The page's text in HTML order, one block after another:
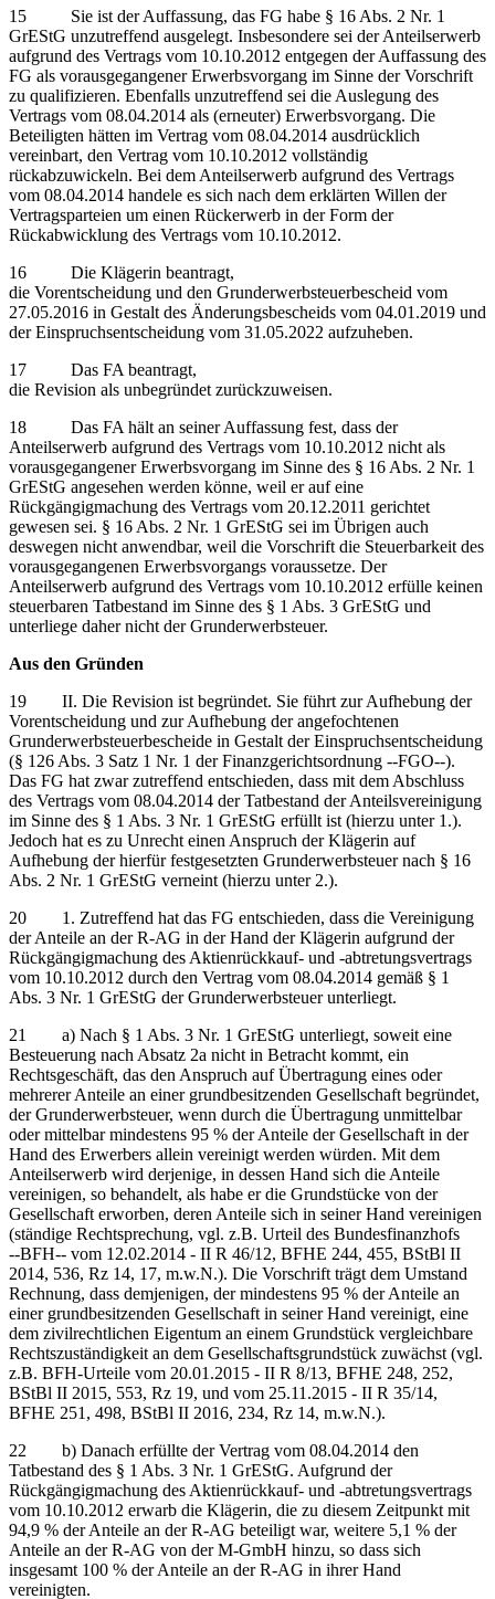
15 Sie ist der Auffassung, das FG habe § 16 Abs. 2 Nr. 1
GrEStG unzutreffend ausgelegt. Insbesondere sei der Anteilserwerb
aufgrund des Vertrags vom 10.10.2012 entgegen der Auffassung des
FG als vorausgegangener Erwerbsvorgang im Sinne der Vorschrift
zu qualifizieren. Ebenfalls unzutreffend sei die Auslegung des
Vertrags vom 08.04.2014 als (erneuter) Erwerbsvorgang. Die
Beteiligten hätten im Vertrag vom 08.04.2014 ausdrücklich
vereinbart, den Vertrag vom 10.10.2012 vollständig
rückabzuwickeln. Bei dem Anteilserwerb aufgrund des Vertrags
vom 08.04.2014 handele es sich nach dem erklärten Willen der
Vertragsparteien um einen Rückerwerb in der Form der
Rückabwicklung des Vertrags vom 10.10.2012.
16 Die Klägerin beantragt,
die Vorentscheidung und den Grunderwerbsteuerbescheid vom
27.05.2016 in Gestalt des Änderungsbescheids vom 04.01.2019 und
der Einspruchsentscheidung vom 31.05.2022 aufzuheben.
17 Das FA beantragt,
die Revision als unbegründet zurückzuweisen.
18 Das FA hält an seiner Auffassung fest, dass der
Anteilserwerb aufgrund des Vertrags vom 10.10.2012 nicht als
vorausgegangener Erwerbsvorgang im Sinne des § 16 Abs. 2 Nr. 1
GrEStG angesehen werden könne, weil er auf eine
Rückgängigmachung des Vertrags vom 20.12.2011 gerichtet
gewesen sei. § 16 Abs. 2 Nr. 1 GrEStG sei im Übrigen auch
deswegen nicht anwendbar, weil die Vorschrift die Steuerbarkeit des
vorausgegangenen Erwerbsvorgangs voraussetze. Der
Anteilserwerb aufgrund des Vertrags vom 10.10.2012 erfülle keinen
steuerbaren Tatbestand im Sinne des § 1 Abs. 3 GrEStG und
unterliege daher nicht der Grunderwerbsteuer.
Aus den Gründen
19 II. Die Revision ist begründet. Sie führt zur Aufhebung der
Vorentscheidung und zur Aufhebung der angefochtenen
Grunderwerbsteuerbescheide in Gestalt der Einspruchsentscheidung
(§ 126 Abs. 3 Satz 1 Nr. 1 der Finanzgerichtsordnung ‑‑FGO‑‑).
Das FG hat zwar zutreffend entschieden, dass mit dem Abschluss
des Vertrags vom 08.04.2014 der Tatbestand der Anteilsvereinigung
im Sinne des § 1 Abs. 3 Nr. 1 GrEStG erfüllt ist (hierzu unter 1.).
Jedoch hat es zu Unrecht einen Anspruch der Klägerin auf
Aufhebung der hierfür festgesetzten Grunderwerbsteuer nach § 16
Abs. 2 Nr. 1 GrEStG verneint (hierzu unter 2.).
20 1. Zutreffend hat das FG entschieden, dass die Vereinigung
der Anteile an der R-AG in der Hand der Klägerin aufgrund der
Rückgängigmachung des Aktienrückkauf- und -abtretungsvertrags
vom 10.10.2012 durch den Vertrag vom 08.04.2014 gemäß § 1
Abs. 3 Nr. 1 GrEStG der Grunderwerbsteuer unterliegt.
21 a) Nach § 1 Abs. 3 Nr. 1 GrEStG unterliegt, soweit eine
Besteuerung nach Absatz 2a nicht in Betracht kommt, ein
Rechtsgeschäft, das den Anspruch auf Übertragung eines oder
mehrerer Anteile an einer grundbesitzenden Gesellschaft begründet,
der Grunderwerbsteuer, wenn durch die Übertragung unmittelbar
oder mittelbar mindestens 95 % der Anteile der Gesellschaft in der
Hand des Erwerbers allein vereinigt werden würden. Mit dem
Anteilserwerb wird derjenige, in dessen Hand sich die Anteile
vereinigen, so behandelt, als habe er die Grundstücke von der
Gesellschaft erworben, deren Anteile sich in seiner Hand vereinigen
(ständige Rechtsprechung, vgl. z.B. Urteil des Bundesfinanzhofs
‑‑BFH‑‑ vom 12.02.2014 - II R 46/12, BFHE 244, 455, BStBl II
2014, 536, Rz 14, 17, m.w.N.). Die Vorschrift trägt dem Umstand
Rechnung, dass demjenigen, der mindestens 95 % der Anteile an
einer grundbesitzenden Gesellschaft in seiner Hand vereinigt, eine
dem zivilrechtlichen Eigentum an einem Grundstück vergleichbare
Rechtszuständigkeit an dem Gesellschaftsgrundstück zuwächst (vgl.
z.B. BFH-Urteile vom 20.01.2015 - II R 8/13, BFHE 248, 252,
BStBl II 2015, 553, Rz 19, und vom 25.11.2015 - II R 35/14,
BFHE 251, 498, BStBl II 2016, 234, Rz 14, m.w.N.).
22 b) Danach erfüllte der Vertrag vom 08.04.2014 den
Tatbestand des § 1 Abs. 3 Nr. 1 GrEStG. Aufgrund der
Rückgängigmachung des Aktienrückkauf- und -abtretungsvertrags
vom 10.10.2012 erwarb die Klägerin, die zu diesem Zeitpunkt mit
94,9 % der Anteile an der R-AG beteiligt war, weitere 5,1 % der
Anteile an der R-AG von der M-GmbH hinzu, so dass sich
insgesamt 100 % der Anteile an der R-AG in ihrer Hand
vereinigten.